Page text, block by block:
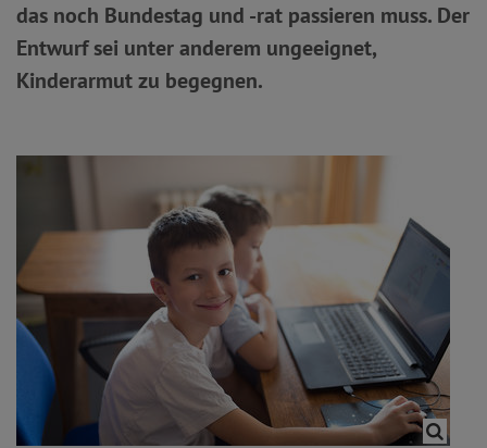
das noch Bundestag und -rat passieren muss. Der
Entwurf sei unter anderem ungeeignet,
Kinderarmut zu begegnen.